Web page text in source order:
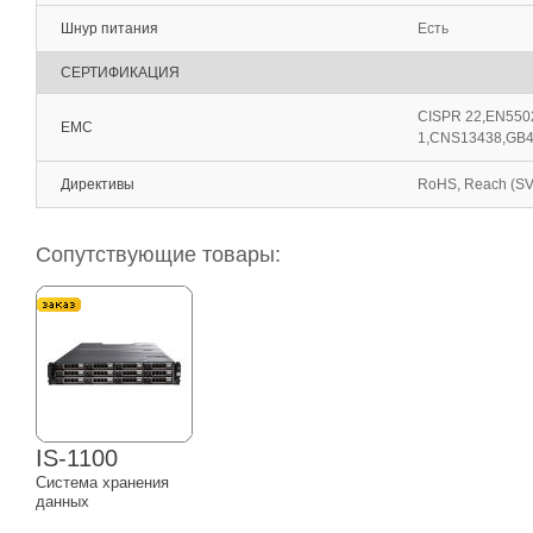
Шнур питания Есть
СЕРТИФИКАЦИЯ
EMC
CISPR
Директивы RoHS, Reach
Сопутствующие товары:
IS-1100
Система хранения
данных